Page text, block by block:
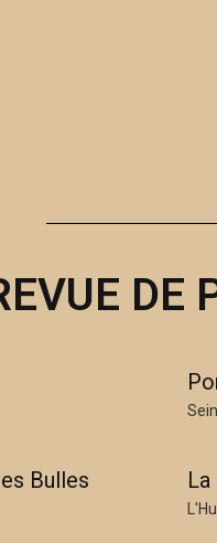
DE
Bulles